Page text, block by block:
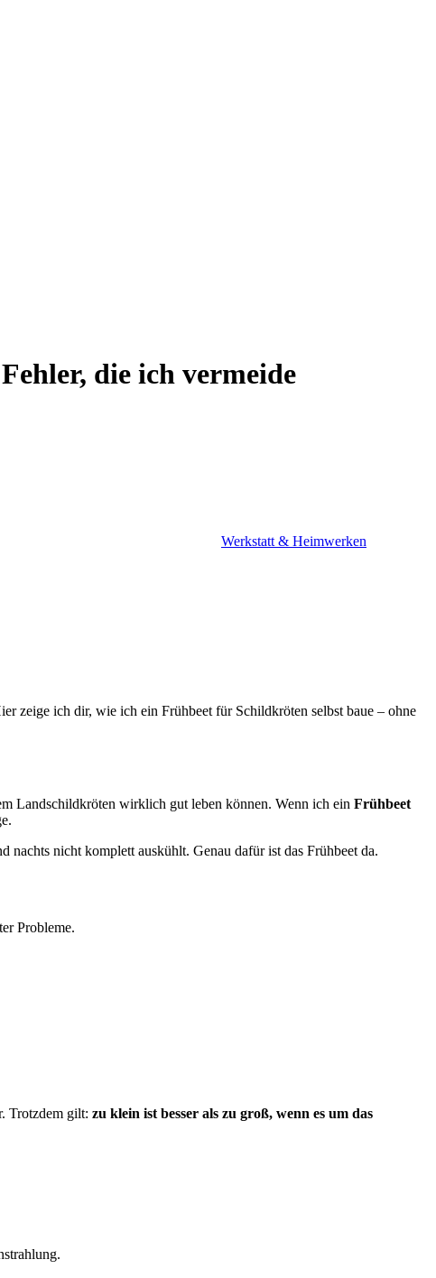
die ich vermeide
Werkstatt & Heimwerken
zeige ich dir, wie ich ein Frühbeet für Schildkröten selbst baue – ohne
Landschildkröten wirklich gut leben können. Wenn ich ein Frühbeet
nicht komplett auskühlt. Genau dafür ist das Frühbeet da.
Probleme.
Trotzdem gilt: zu klein ist besser als zu groß, wenn es um das